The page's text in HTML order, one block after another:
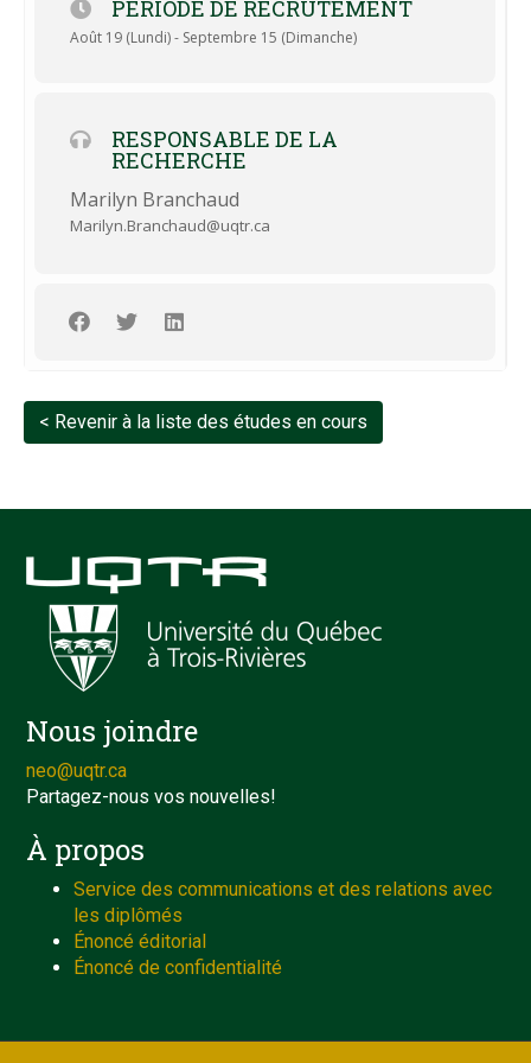
PÉRIODE DE RECRUTEMENT
Août 19 (Lundi) - Septembre 15 (Dimanche)
RESPONSABLE DE LA
RECHERCHE
Marilyn Branchaud
Marilyn.Branchaud@uqtr.ca
< Revenir à la liste des études en cours
Nous joindre
neo@uqtr.ca
Partagez-nous vos nouvelles!
À propos
Service des communications et des relations avec
les diplômés
Énoncé éditorial
Énoncé de confidentialité